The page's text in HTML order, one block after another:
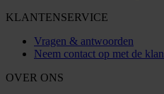
KLANTENSERVICE
Vragen & antwoorden
Neem contact op met de
OVER ONS